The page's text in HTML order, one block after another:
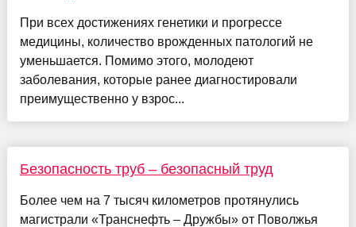
При всех достижениях генетики и прогрессе
медицины, количество врожденных патологий не
уменьшается. Помимо этого, молодеют
заболевания, которые ранее диагностировали
преимущественно у взрос...
Безопасность труб – безопасный труд
Более чем на 7 тысяч километров протянулись
магистрали «Транснефть – Дружбы» от Поволжья